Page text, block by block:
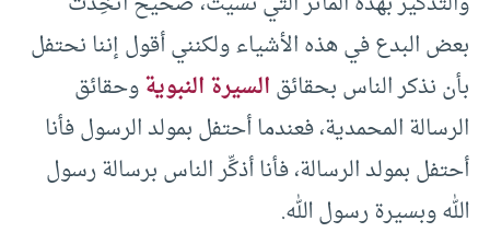
بعض البدع في هذه الأشياء ولكنني أقول إننا نحتفل
بأن نذكر الناس بحقائقالسيرة النبويةوحقائق
الرسالة المحمدية، فعندما أحتفل بمولد الرسول فأنا
أحتفل بمولد الرسالة، فأنا أذكِّر الناس برسالة رسول
الله وبسيرة رسول الله.